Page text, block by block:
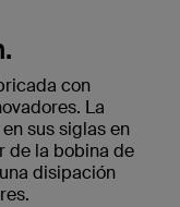
con
‌La
sus siglas en
de la bobina de
disipación